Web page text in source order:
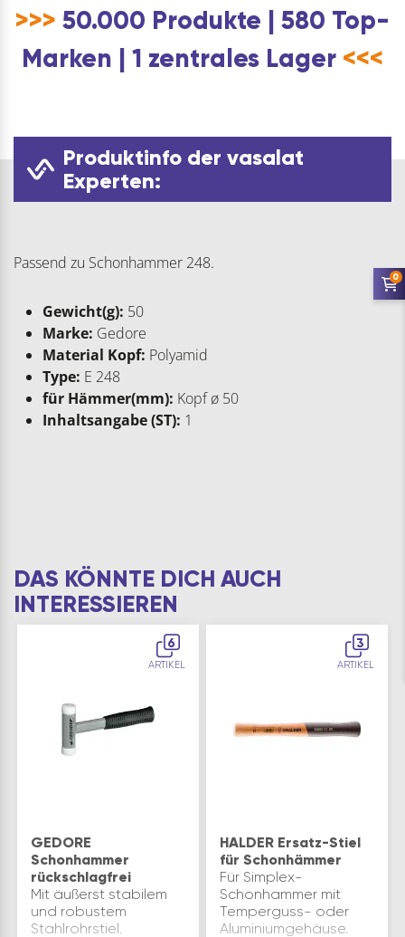
>>> 50.000 Produkte | 580 Top-
Marken | 1 zentrales Lager <<<
Produktinfo der vasalat
Experten:
Passend zu Schonhammer 248.
Gewicht(g): 50
Marke: Gedore
Material Kopf: Polyamid
Type: E 248
für Hämmer(mm): Kopf ø 50
Inhaltsangabe (ST): 1
DAS KÖNNTE DICH AUCH
INTERESSIEREN
6
ARTIKEL
GEDORE
Schonhammer
rückschlagfrei
Mit äußerst stabilem
und robustem
Stahlrohrstiel.
3
ARTIKEL
HALDER Ersatz-Stiel
für Schonhämmer
Für Simplex-
Schonhammer mit
Temperguss- oder
Aluminiumgehäuse.
0